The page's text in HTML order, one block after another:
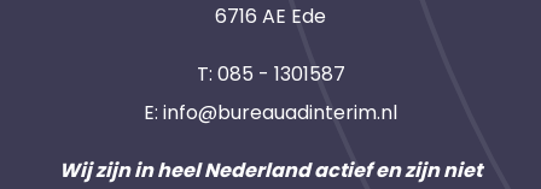
6716 AE Ede
T: 085 - 1301587
E: info@bureauadinterim.nl
Wij zijn in heel Nederland actief en zijn niet